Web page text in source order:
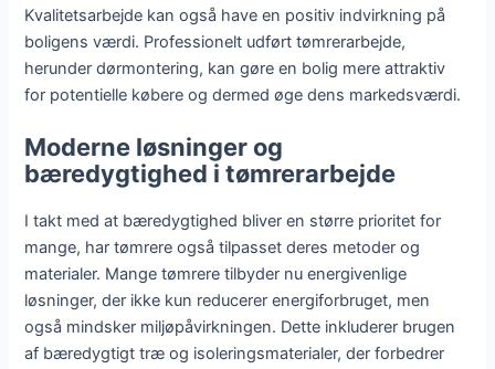
Kvalitetsarbejde kan også have en positiv indvirkning på
boligens værdi. Professionelt udført tømrerarbejde,
herunder dørmontering, kan gøre en bolig mere attraktiv
for potentielle købere og dermed øge dens markedsværdi.
Moderne løsninger og
bæredygtighed i tømrerarbejde
I takt med at bæredygtighed bliver en større prioritet for
mange, har tømrere også tilpasset deres metoder og
materialer. Mange tømrere tilbyder nu energivenlige
løsninger, der ikke kun reducerer energiforbruget, men
også mindsker miljøpåvirkningen. Dette inkluderer brugen
af bæredygtigt træ og isoleringsmaterialer, der forbedrer